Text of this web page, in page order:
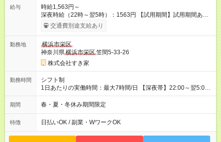
給与
時給1,563円～
深夜時給（22時～翌5時）：1563円 【試用期間】試用期間あり
試用期間の長さ：1ヶ月 雇用形態、給与は本採用時と同じです。
試用期間の実態は30日（※条件変更なし）ですが、切り上げで
同時給）
交通費別途支給あり
勤務地
横浜市栄区
神奈川県横浜市栄区笠間5-33-26
株式会社すき家
勤務時間
シフト制
1日あたりの実働時間：最大7時間/日 【深夜帯】22:00～翌5:00
週2日～・1日2h～OK◎ ※22:00から翌5:00までは18歳以上の方
のみ勤務可能です（18歳未満の深夜業務禁止のため） ★深夜で
す。 必ず、2名以上での勤務を行いますので、安心して働けま
す。
期間 春・夏・冬休み期間限定
特徴 日払いOK / 副業・WワークOK